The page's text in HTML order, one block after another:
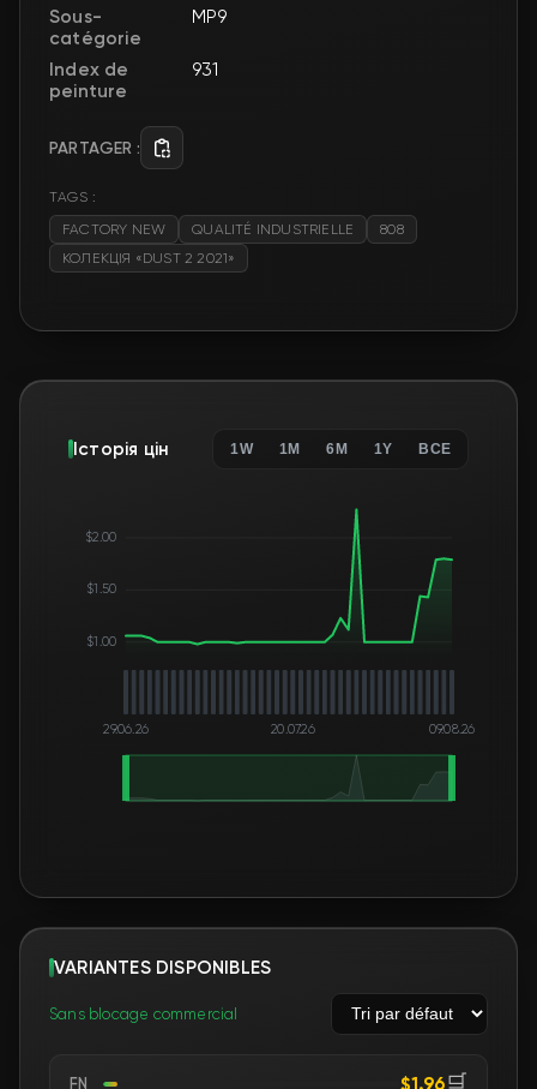
Sous-
catégorie
MP9
Index de
peinture
931
PARTAGER :
TAGS :
FACTORY NEW
QUALITÉ INDUSTRIELLE
808
КОЛЕКЦІЯ «DUST 2 2021»
Історія цін 1W 1M 6M 1Y ВСЕ
$1.00
$1.50
$2.00
29.06.26 20.07.26 09.08.26
VARIANTES DISPONIBLES
Sans blocage commercial
FN $1.96